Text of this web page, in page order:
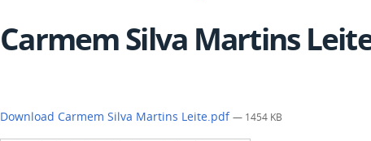
Carmem Silva Martins
Download Carmem Silva Martins Leite.pdf— 1454 KB